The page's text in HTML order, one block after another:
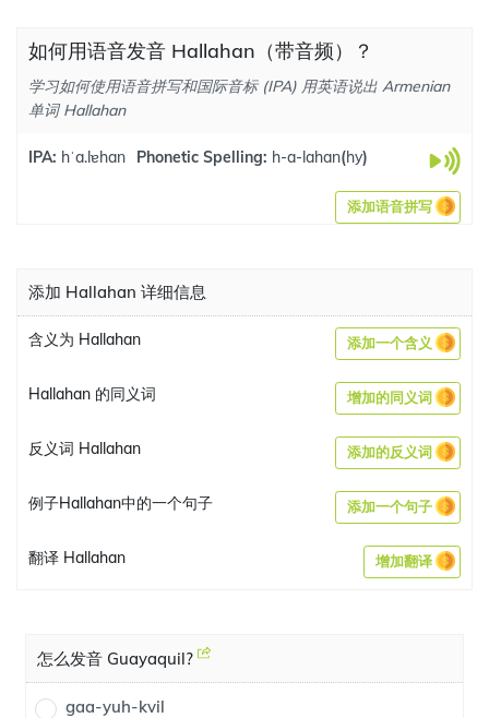
如何用语音发音 Hallahan（带音频）？
学习如何使用语音拼写和国际音标 (IPA) 用英语说出 Armenian
单词 Hallahan
IPA: hˈa.lɐhan Phonetic Spelling: h-a-lahan(hy)
添加语音拼写
添加 Hallahan 详细信息
含义为 Hallahan 添加一个含义
Hallahan 的同义词 增加的同义词
反义词 Hallahan 添加的反义词
例子Hallahan中的一个句子 添加一个句子
翻译 Hallahan 增加翻译
怎么发音 Guayaquil?
gaa-yuh-kvil